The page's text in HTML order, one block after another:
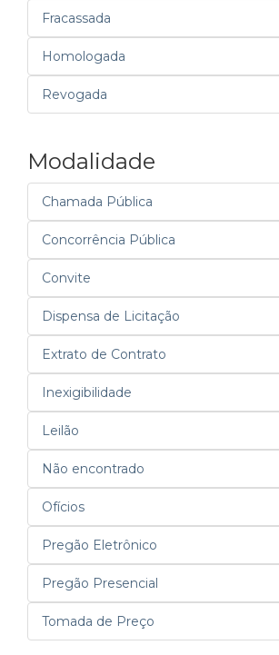
Fracassada
Homologada
Revogada
Modalidade
Chamada Pública
Concorrência Pública
Convite
Dispensa de Licitação
Extrato de Contrato
Inexigibilidade
Leilão
Não encontrado
Ofícios
Pregão Eletrônico
Pregão Presencial
Tomada de Preço